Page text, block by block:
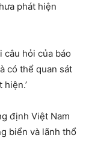
phát hiện
câu hỏi của báo
có thể quan sát
định Việt Nam
biển và lãnh thổ